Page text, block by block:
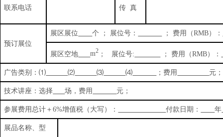
联系电话 传 真
预订展位
展区展位 个 ； 展位号： ； 费用（RMB）：
展区空地 m2 ； 展位号: ； 费用（RMB）：
广告类别：⑴ ⑵ ⑶ ⑷ ；费用 元；
技术讲座：选择 场，费用 元；
参展费用总计＋6%增值税（大写）： 付款日期： 年
展品名称、型